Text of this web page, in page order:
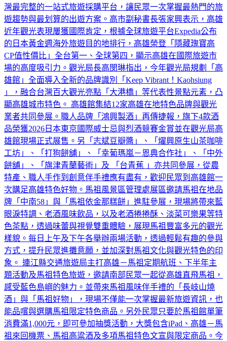
灣最完整的一站式旅遊採購平台，讓民眾一次掌握最熱門的旅
遊趨勢與最划算的出遊方案。高市副秘書長張家興表示，高雄
近年觀光表現屢獲國際肯定，根據全球旅遊平台Expedia公布
的日本黃金週海外旅遊目的地排行，高雄榮登「隱藏瑰寶高
CP值性價比」全台第一、全球第四，顯示高雄在國際旅遊市
場的高度吸引力。觀光局長高閔琳指出，今年觀光局規劃「高
雄館」全面導入全新的品牌識別「Keep Vibrant！Kaohsiung
」，融合台灣百大觀光亮點「大港橋」等代表性景點元素，凸
顯高雄城市特色。 高雄館集結12家高雄在地特色品牌與觀光
業者共同參展。職人品牌「鴻興製酒」再傳捷報，旗下4款酒
品榮獲2026日本東京國際威士忌與烈酒競賽金賞並在觀光局高
雄館現場正式展售。另「志斌豆瓣醬」、「燿興原生山茶咖啡
工坊」、「打狗餅舖」、「幸葡瑪嵐－恩典合作社」、「中外
餅舖」、「旗津青蘭藝術」及 「台青蕉 」亦共同參展，從農
特產、職人手作到創意伴手禮應有盡有，歡迎民眾到高雄館一
次購足高雄特色好物。馬祖風景區管理處展區邀請馬祖在地品
牌「中南58」與「馬祖依金那糕餅」進駐參展，現場將帶來藍
眼淚特調、老酒風味飲品，以及老酒捲捲酥、淡菜可樂果等特
色茶點，透過味蕾與視覺雙重體驗，展現馬祖豐富多元的觀光
樣貌。每日上午及下午各舉辦兩場活動，透過輕鬆有趣的參與
方式，提升民眾進攤意願，並加深對馬祖文化與觀光特色的印
象。 連江縣交通旅遊局主打高雄－馬祖定期航班、下半年主
題活動及馬祖特色旅遊，邀請南部民眾一起從高雄直飛馬祖，
感受藍色島嶼的魅力。並帶來馬祖風味伴手禮的「長岐山燒
酒」與「馬祖好物」，現場不僅能一次掌握最新旅遊資訊，也
能品嚐與選購馬祖限定特色商品。另外民眾只要於馬祖館單筆
消費滿1,000元，即可參加抽獎活動，大獎包含iPad、高雄－馬
祖來回機票、馬祖高粱酒及多項馬祖特色文宣與限定商品。今